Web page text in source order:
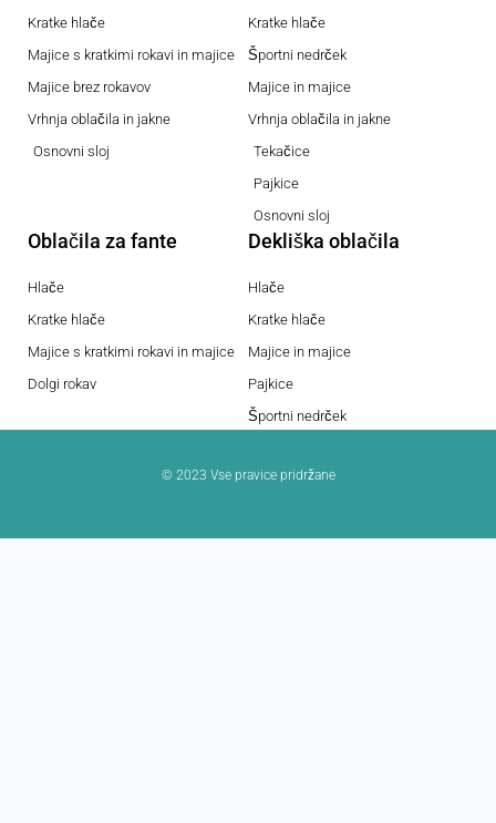
Kratke hlače
Majice s kratkimi rokavi in majice
Majice brez rokavov
Vrhnja oblačila in jakne
Osnovni sloj
Kratke hlače
Športni nedrček
Majice in majice
Vrhnja oblačila in jakne
Tekačice
Pajkice
Osnovni sloj
Oblačila za fante
Hlače
Kratke hlače
Majice s kratkimi rokavi in majice
Dolgi rokav
Dekliška oblačila
Hlače
Kratke hlače
Majice in majice
Pajkice
Športni nedrček
© 2023 Vse pravice pridržane